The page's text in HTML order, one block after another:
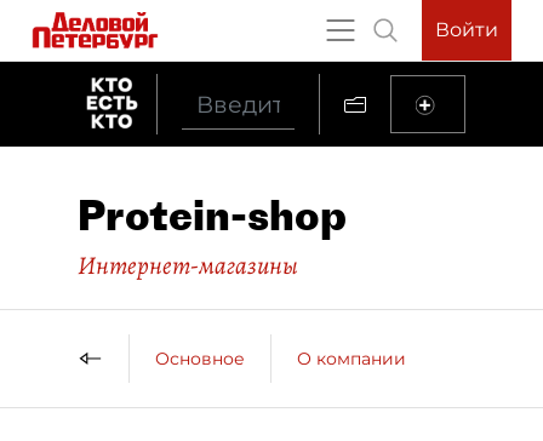
Войти
Protein-shop
Интернет-магазины
Основное О компании